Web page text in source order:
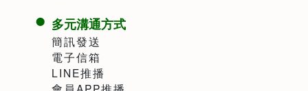
多元溝通方式
簡訊發送
電子信箱
LINE推播